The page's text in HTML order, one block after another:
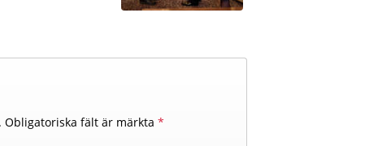
Obligatoriska fält är märkta *